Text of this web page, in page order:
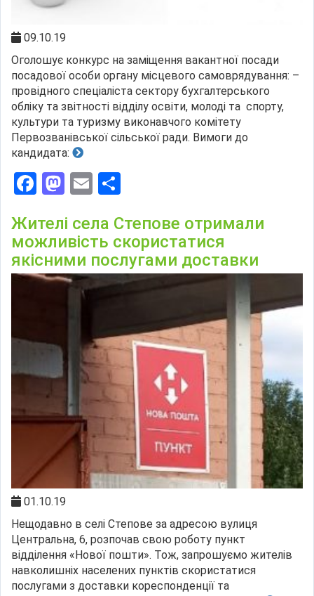
09.10.19
Оголошує конкурс на заміщення вакантної посади
посадової особи органу місцевого самоврядування: –
провідного спеціаліста сектору бухгалтерського
обліку та звітності відділу освіти, молоді та спорту,
культури та туризму виконавчого комітету
Первозванівської сільської ради. Вимоги до
кандидата:
Facebook
Mastodon
Email
Жителі села Степове отримали
можливість скористатися
якісними послугами доставки
01.10.19
Нещодавно в селі Степове за адресою вулиця
Центральна, 6, розпочав свою роботу пункт
відділення «Нової пошти». Тож, запрошуємо жителів
навколишніх населених пунктів скористатися
послугами з доставки кореспонденції та